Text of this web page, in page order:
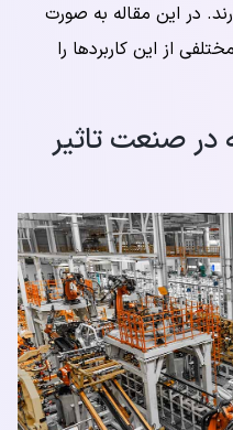
در این مقاله به صورت
از این کاربردها را
صنعت تاثیر